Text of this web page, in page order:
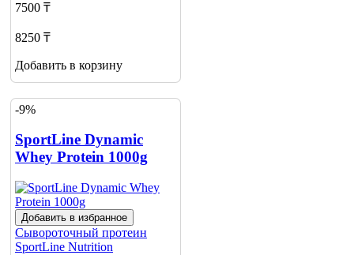
7500 ₸
8250 ₸
Добавить в корзину
-9%
SportLine Dynamic
Whey Protein 1000g
Добавить в избранное
Сывороточный протеин
SportLine Nutrition